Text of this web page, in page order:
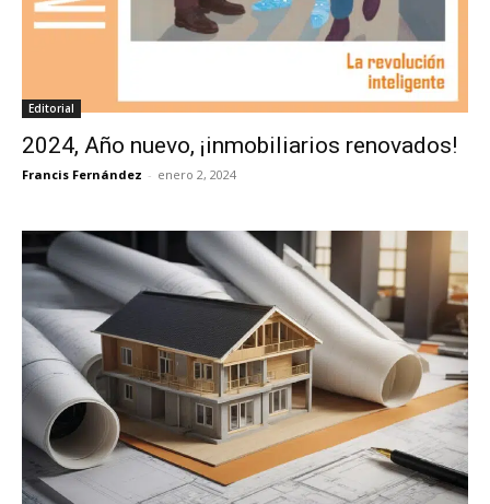
Editorial
2024, Año nuevo, ¡inmobiliarios renovados!
Francis Fernández - enero 2, 2024